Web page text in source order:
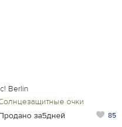
Berlin
очки
за5дней
85